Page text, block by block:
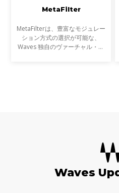
MetaFilter
MetaFilterは、豊富なモジュレー
ション方式の選択が可能な、
Waves 独自のヴァーチャル・ヴ
Waves